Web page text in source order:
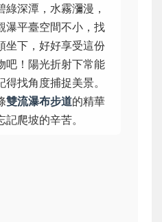
綠深潭，水霧瀰漫，
瀑平臺空間不小，找
坐下，好好享受這份
吧！陽光折射下常能
找角度捕捉美景。
雙流瀑布步道的精華
記爬坡的辛苦。